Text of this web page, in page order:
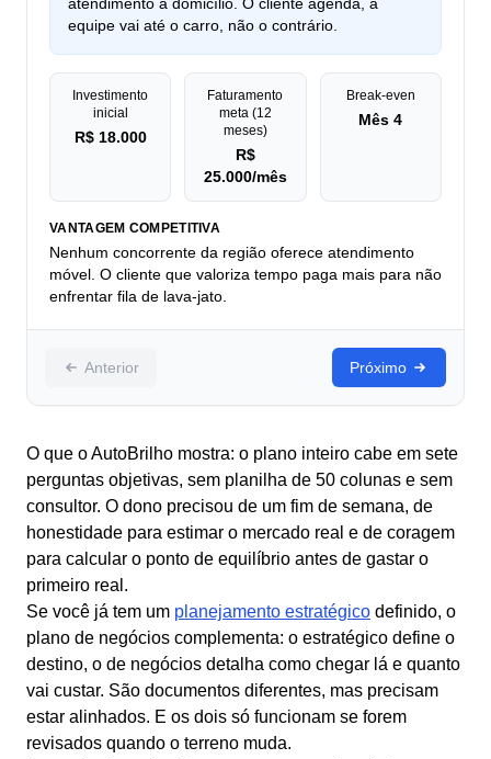
equipe vai até o carro, não o contrário.
Investimento
inicial
R$ 18.000
Faturamento
meta (12
meses)
R$
25.000/mês
Break-even
Mês 4
VANTAGEM COMPETITIVA
Nenhum concorrente da região oferece atendimento
móvel. O cliente que valoriza tempo paga mais para não
enfrentar fila de lava-jato.
Anterior Próximo
O que o AutoBrilho mostra: o plano inteiro cabe em sete
perguntas objetivas, sem planilha de 50 colunas e sem
consultor. O dono precisou de um fim de semana, de
honestidade para estimar o mercado real e de coragem
para calcular o ponto de equilíbrio antes de gastar o
primeiro real.
Se você já tem um planejamento estratégico definido, o
plano de negócios complementa: o estratégico define o
destino, o de negócios detalha como chegar lá e quanto
vai custar. São documentos diferentes, mas precisam
estar alinhados. E os dois só funcionam se forem
revisados quando o terreno muda.